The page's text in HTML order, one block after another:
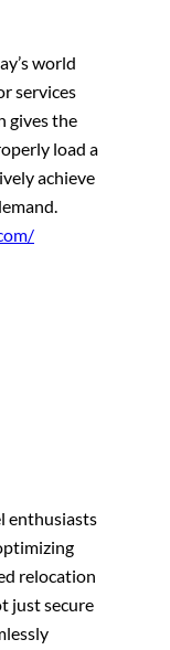
world
services
gives the
load a
achieve
enthusiasts
relocation
just secure